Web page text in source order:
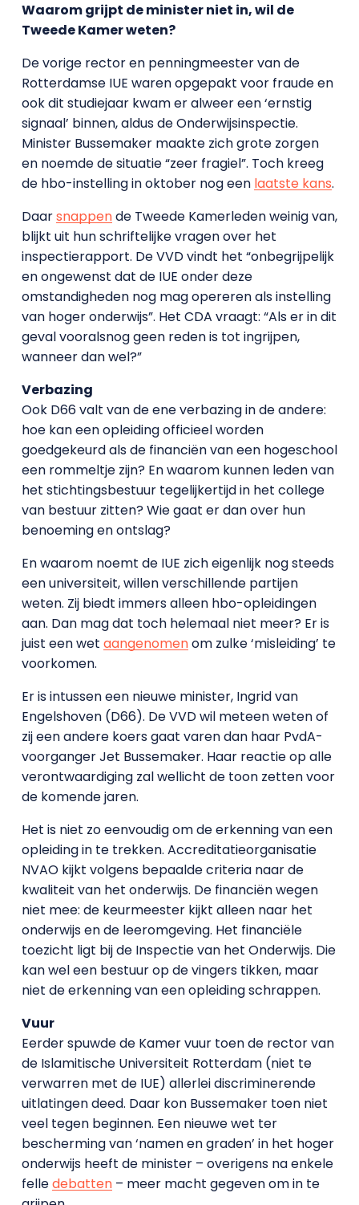
Waarom grijpt de minister niet in, wil de
Tweede Kamer weten?
De vorige rector en penningmeester van de
Rotterdamse IUE waren opgepakt voor fraude en
ook dit studiejaar kwam er alweer een ‘ernstig
signaal’ binnen, aldus de Onderwijsinspectie.
Minister Bussemaker maakte zich grote zorgen
en noemde de situatie “zeer fragiel”. Toch kreeg
de hbo-instelling in oktober nog een laatste kans.
Daarsnappende Tweede Kamerleden weinig van,
blijkt uit hun schriftelijke vragen over het
inspectierapport. De VVD vindt het “onbegrijpelijk
en ongewenst dat de IUE onder deze
omstandigheden nog mag opereren als instelling
van hoger onderwijs”. Het CDA vraagt: “Als er in dit
geval vooralsnog geen reden is tot ingrijpen,
wanneer dan wel?”
Verbazing
Ook D66 valt van de ene verbazing in de andere:
hoe kan een opleiding officieel worden
goedgekeurd als de financiën van een hogeschool
een rommeltje zijn? En waarom kunnen leden van
het stichtingsbestuur tegelijkertijd in het college
van bestuur zitten? Wie gaat er dan over hun
benoeming en ontslag?
En waarom noemt de IUE zich eigenlijk nog steeds
een universiteit, willen verschillende partijen
weten. Zij biedt immers alleen hbo-opleidingen
aan. Dan mag dat toch helemaal niet meer? Er is
juist een wet aangenomenom zulke ‘misleiding’ te
voorkomen.
Er is intussen een nieuwe minister, Ingrid van
Engelshoven (D66). De VVD wil meteen weten of
zij een andere koers gaat varen dan haar PvdA-
voorganger Jet Bussemaker. Haar reactie op alle
verontwaardiging zal wellicht de toon zetten voor
de komende jaren.
Het is niet zo eenvoudig om de erkenning van een
opleiding in te trekken. Accreditatieorganisatie
NVAO kijkt volgens bepaalde criteria naar de
kwaliteit van het onderwijs. De financiën wegen
niet mee: de keurmeester kijkt alleen naar het
onderwijs en de leeromgeving. Het financiële
toezicht ligt bij de Inspectie van het Onderwijs. Die
kan wel een bestuur op de vingers tikken, maar
niet de erkenning van een opleiding schrappen.
Vuur
Eerder spuwde de Kamer vuur toen de rector van
de Islamitische Universiteit Rotterdam (niet te
verwarren met de IUE) allerlei discriminerende
uitlatingen deed. Daar kon Bussemaker toen niet
veel tegen beginnen. Een nieuwe wet ter
bescherming van ‘namen en graden’ in het hoger
onderwijs heeft de minister – overigens na enkele
felledebatten– meer macht gegeven om in te